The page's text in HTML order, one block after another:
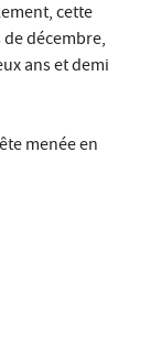
cette
décembre,
ans et demi
menée en